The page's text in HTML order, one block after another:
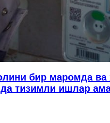
бир маромда
тизимли ишлар